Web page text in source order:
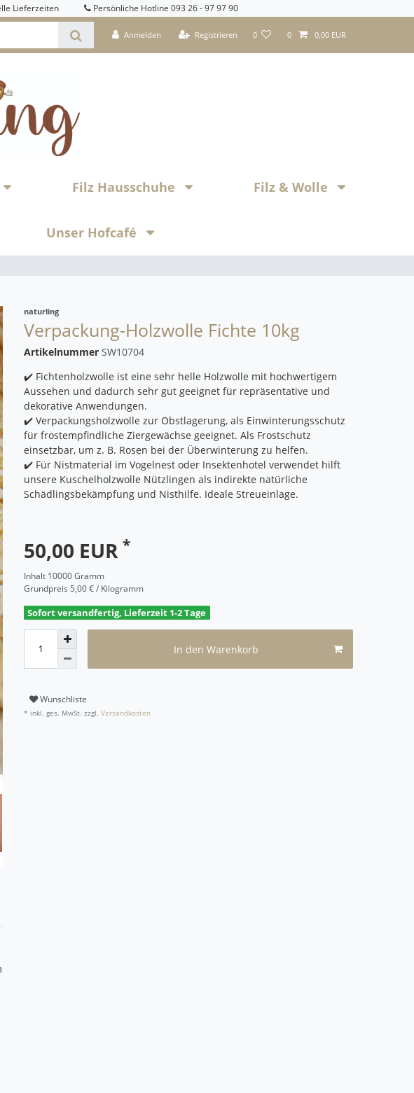
Lieferzeiten Persönliche Hotline 093 26 - 97 97 90
Anmelden Registrieren 0 0 0,00 EUR
Filz Hausschuhe Filz & Wolle
Unser Hofcafé
naturling
Verpackung-Holzwolle Fichte 10kg
Artikelnummer SW10704
✔️ Fichtenholzwolle ist eine sehr helle Holzwolle mit hochwertigem
Aussehen und dadurch sehr gut geeignet für repräsentative und
dekorative Anwendungen.
✔️ Verpackungsholzwolle zur Obstlagerung, als Einwinterungsschutz
für frostempfindliche Ziergewächse geeignet. Als Frostschutz
einsetzbar, um z. B. Rosen bei der Überwinterung zu helfen.
✔️ Für Nistmaterial im Vogelnest oder Insektenhotel verwendet hilft
unsere Kuschelholzwolle Nützlingen als indirekte natürliche
Schädlingsbekämpfung und Nisthilfe. Ideale Streueinlage.
50,00 EUR *
Inhalt 10000Gramm
Grundpreis 5,00 € / Kilogramm
Sofort versandfertig, Lieferzeit 1-2 Tage
In den Warenkorb
Wunschliste
* inkl. ges. MwSt. zzgl. Versandkosten